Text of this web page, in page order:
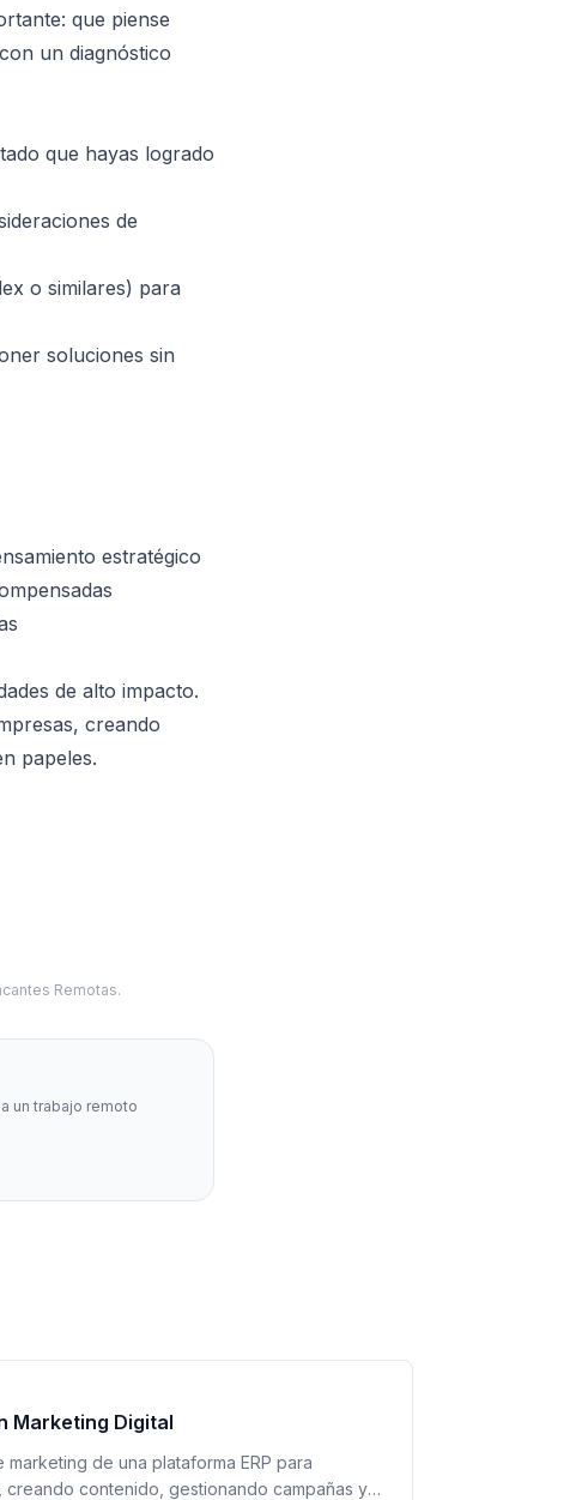
que piense
un diagnóstico
que hayas logrado
de
o similares) para
soluciones sin
estratégico
de alto impacto.
creando
papeles.
Remotas.
un trabajo remoto
Marketing Digital
marketing de una plataforma ERP para
creando contenido, gestionando campañas y